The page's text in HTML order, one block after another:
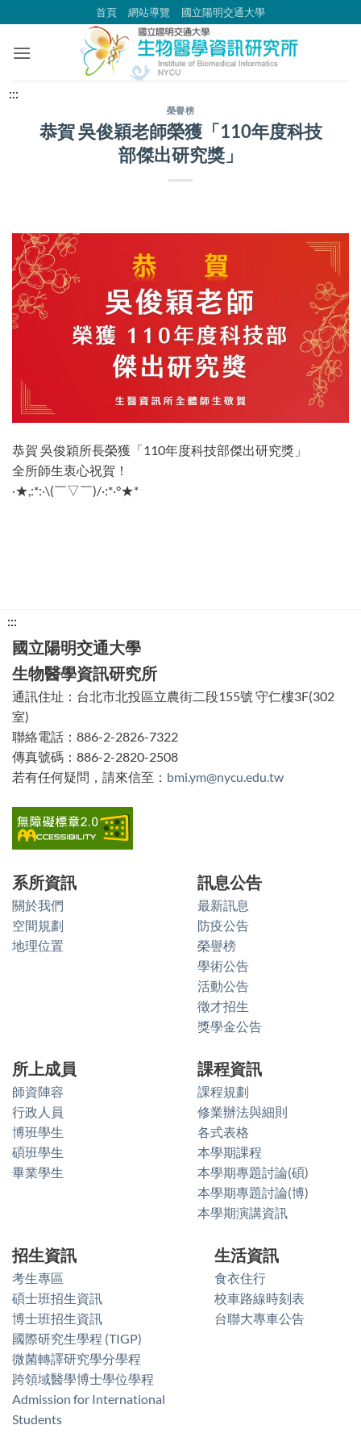
到
內
首頁 網站導覽 國立陽明交通大學
:::
榮譽榜
恭賀 吳俊穎老師榮獲「110年度科技
部傑出研究獎」
恭賀 吳俊穎所長榮獲「110年度科技部傑出研究獎」
全所師生衷心祝賀！
‧★,:*:‧\(￣▽￣)/‧:*‧°★*
:::
方
功
能
區
塊
國立陽明交通大學
生物醫學資訊研究所
通訊住址：台北市北投區立農街二段155號 守仁樓3F(302
室)
聯絡電話：886-2-2826-7322
傳真號碼：886-2-2820-2508
若有任何疑問，請來信至： bmi.ym@nycu.edu.tw
系所資訊
關於我們
空間規劃
地理位置
訊息公告
最新訊息
防疫公告
榮譽榜
學術公告
活動公告
徵才招生
獎學金公告
所上成員
師資陣容
行政人員
博班學生
碩班學生
畢業學生
課程資訊
課程規劃
修業辦法與細則
各式表格
本學期課程
本學期專題討論(碩)
本學期專題討論(博)
本學期演講資訊
招生資訊
考生專區
碩士班招生資訊
博士班招生資訊
國際研究生學程 (TIGP)
微菌轉譯研究學分學程
跨領域醫學博士學位學程
Admission for International
Students
生活資訊
食衣住行
校車路線時刻表
台聯大專車公告